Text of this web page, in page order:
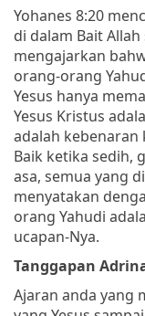
Yohanes 8:20
di dalam Bait Allah
mengajarkan
orang-orang
Yesus hanya
Yesus Kristus
adalah kebenaran
Baik ketika sedih,
asa, semua yang
menyatakan
orang Yahudi
ucapan-Nya.
Tanggapan
Ajaran anda yang